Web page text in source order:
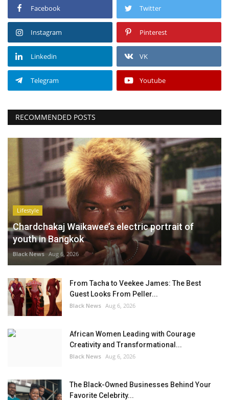
Facebook Twitter
Instagram Pinterest
Linkedin VK
Telegram Youtube
RECOMMENDED POSTS
Lifestyle
Chardchakaj Waikawee’s electric portrait of
youth in Bangkok
Black News Aug 6, 2026
From Tacha to Veekee James: The Best
Guest Looks From Peller...
Black News Aug 6, 2026
African Women Leading with Courage
Creativity and Transformational...
Black News Aug 6, 2026
The Black-Owned Businesses Behind Your
Favorite Celebrity...